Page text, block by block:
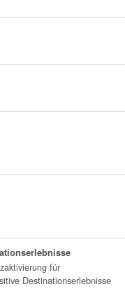
für
Destinationserlebnisse